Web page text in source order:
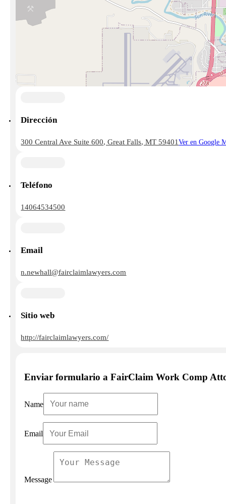
Dirección
300 Central Ave Suite 600, Great Falls, MT 59401Ver en Google
Teléfono
14064534500
Email
n.newhall@fairclaimlawyers.com
Sitio web
http://fairclaimlawyers.com/
Enviar formulario a FairClaim Work Comp
Name
Email
Message